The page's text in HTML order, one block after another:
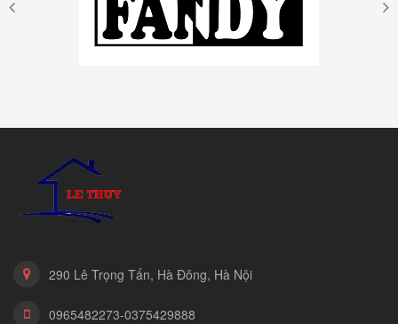
290 Lê Trọng Tấn, Hà Đông, Hà Nội
0965482273-0375429888